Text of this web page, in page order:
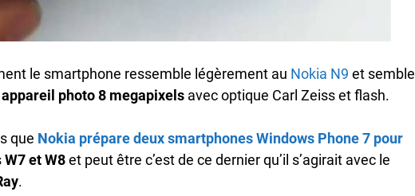
le smartphone ressemble légèrement au Nokia N9 et semble
appareil photo 8 megapixels avec optique Carl Zeiss et flash.
que Nokia prépare deux smartphones Windows Phone 7 pour
W7 et W8et peut être c’est de ce dernier qu’il s’agirait avec le
.